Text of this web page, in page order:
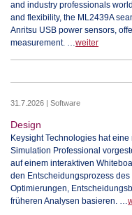
and industry professionals
and flexibility, the ML2439A
Anritsu USB power sensors,
measurement. …weiter
31.7.2026 | Software
Design
Keysight Technologies hat
Simulation Professional
auf einem interaktiven
den Entscheidungsprozess
Optimierungen,
früheren Analysen basieren. …